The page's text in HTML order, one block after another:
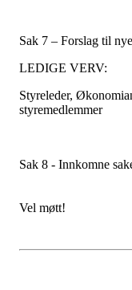
Sak 7 – Forslag til
LEDIGE VERV:
Styreleder,
styremedlemmer
Sak 8 - Innkomne
Vel møtt!